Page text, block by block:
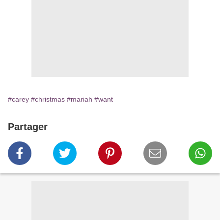
#carey #christmas #mariah #want
Partager